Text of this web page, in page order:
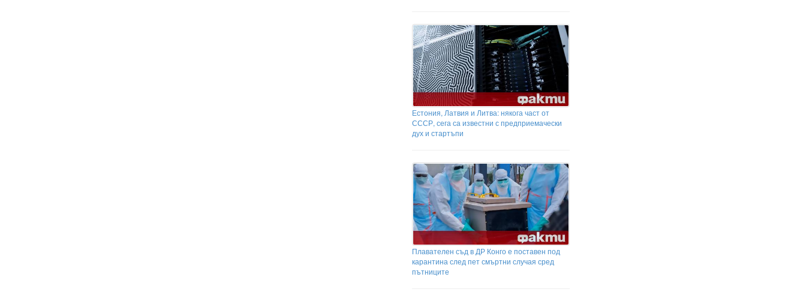
Естония, Латвия и Литва: някога част от
СССР, сега са известни с предприемачески
дух и стартъпи
Плавателен съд в ДР Конго е поставен под
карантина след пет смъртни случая сред
пътниците